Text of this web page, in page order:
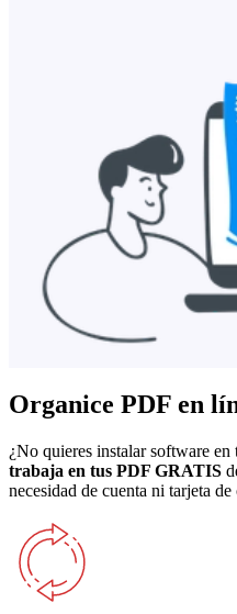
Organice PDF en
¿No quieres instalar software
trabaja en tus PDF GRATIS
necesidad de cuenta ni tarjeta de